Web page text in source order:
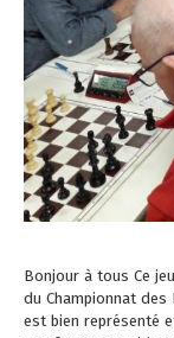
Bonjour à tous Ce
du Championnat
est bien représenté